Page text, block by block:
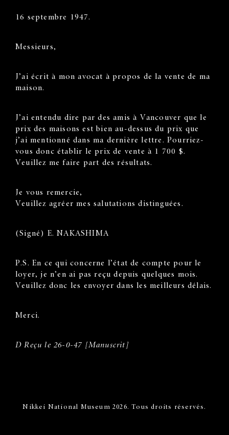
16 septembre 1947.
Messieurs,
J’ai écrit à mon avocat à propos de la vente de ma
maison.
J’ai entendu dire par des amis à Vancouver que le
prix des maisons est bien au-dessus du prix que
j’ai mentionné dans ma dernière lettre. Pourriez-
vous donc établir le prix de vente à 1 700 $.
Veuillez me faire part des résultats.
Je vous remercie,
Veuillez agréer mes salutations distinguées.
(Signé) E. NAKASHIMA
P.S. En ce qui concerne l’état de compte pour le
loyer, je n’en ai pas reçu depuis quelques mois.
Veuillez donc les envoyer dans les meilleurs délais.
Merci.
D Reçu le 26-0-47 [Manuscrit]
Nikkei National Museum 2026. Tous droits réservés.